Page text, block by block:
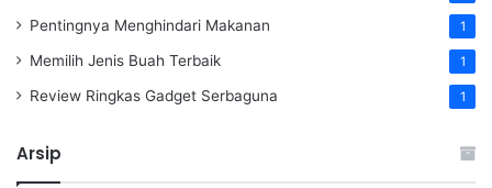
Pentingnya Menghindari Makanan 1
Memilih Jenis Buah Terbaik 1
Review Ringkas Gadget Serbaguna 1
Arsip